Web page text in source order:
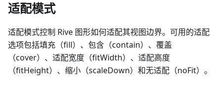
适配模式
适配模式控制 Rive 图形如何适配其视图边界。可用的适配
选项包括填充（fill）、包含（contain）、覆盖
（cover）、适配宽度（fitWidth）、适配高度
（fitHeight）、缩小（scaleDown）和无适配（noFit）。